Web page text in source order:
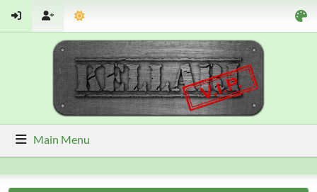
Main Menu